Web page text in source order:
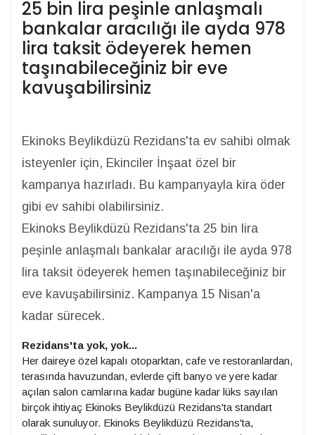
25 bin lira peşinle anlaşmalı
bankalar aracılığı ile ayda 978
lira taksit ödeyerek hemen
taşınabileceğiniz bir eve
kavuşabilirsiniz
Ekinoks Beylikdüzü Rezidans'ta ev sahibi olmak
isteyenler için, Ekinciler İnşaat özel bir
kampanya hazırladı. Bu kampanyayla kira öder
gibi ev sahibi olabilirsiniz.
Ekinoks Beylikdüzü Rezidans'ta 25 bin lira
peşinle anlaşmalı bankalar aracılığı ile ayda 978
lira taksit ödeyerek hemen taşınabileceğiniz bir
eve kavuşabilirsiniz. Kampanya 15 Nisan'a
kadar sürecek.
Rezidans'ta yok, yok...
Her daireye özel kapalı otoparktan, cafe ve restoranlardan,
terasında havuzundan, evlerde çift banyo ve yere kadar
açılan salon camlarına kadar bugüne kadar lüks sayılan
birçok ihtiyaç Ekinoks Beylikdüzü Rezidans'ta standart
olarak sunuluyor. Ekinoks Beylikdüzü Rezidans'ta,